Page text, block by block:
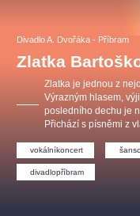
Divadlo A. Dvořáka - Příbram
Zlatka
Zlatka je jednou z
Výrazným hlasem,
posledního dechu je
Přichází s písněmi z
vokálníkoncert
divadlopříbram
OBYČEJNÁ HOLKA
Agentura 44, s.r.o.
Ostatní hledají
muzikálypraha